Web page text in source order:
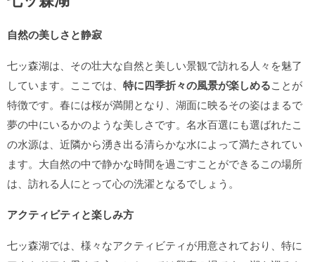
自然の美しさと静寂
七ッ森湖は、その壮大な自然と美しい景観で訪れる人々を魅了
しています。ここでは、 特に四季折々の風景が楽しめることが
特徴です。春には桜が満開となり、湖面に映るその姿はまるで
夢の中にいるかのような美しさです。名水百選にも選ばれたこ
の水源は、近隣から湧き出る清らかな水によって満たされてい
ます。大自然の中で静かな時間を過ごすことができるこの場所
は、訪れる人にとって心の洗濯となるでしょう。
アクティビティと楽しみ方
七ッ森湖では、様々なアクティビティが用意されており、特に